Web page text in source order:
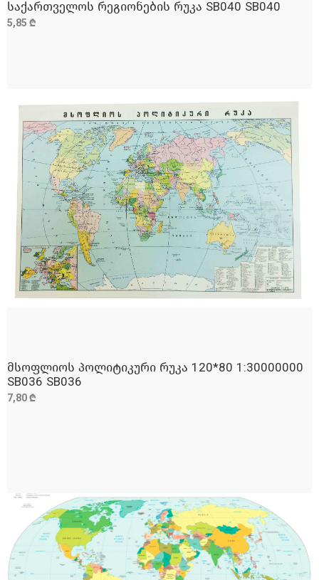
ᲓᲐᲛᲐᲢᲔᲑᲐ
საქართველოს რეგიონების რუკა SB040 SB040
5,85 ₾
ᲓᲐᲛᲐᲢᲔᲑᲐ
მსოფლიოს პოლიტიკური რუკა 120*80 1:30000000
SB036 SB036
7,80 ₾